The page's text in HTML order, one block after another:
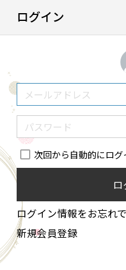
ログイン
次回から自動的にログ
ログイン情報をお忘れ
新規会員登録